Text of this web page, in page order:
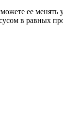
ее менять
в